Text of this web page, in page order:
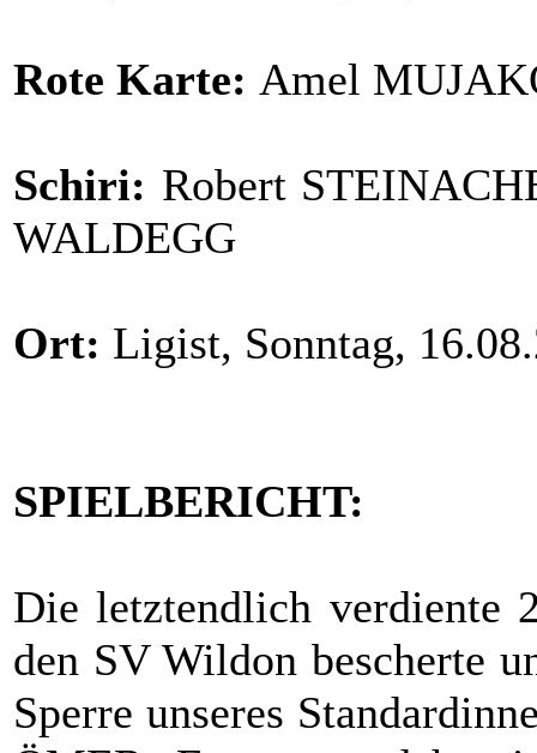
Rote Karte: Amel
Schiri: Robert
WALDEGG
Ort: Ligist, Sonntag,
SPIELBERICHT:
Die letztendlich verdiente
den SV Wildon bescherte
Sperre unseres